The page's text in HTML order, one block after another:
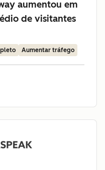
aumentou em
de visitantes
Aumentar tráfego